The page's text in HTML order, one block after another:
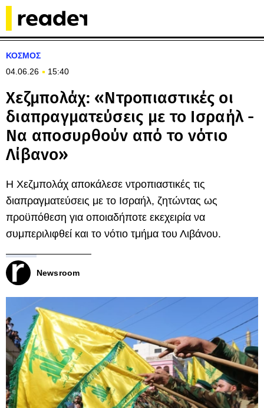
ΚΟΣΜΟΣ
04.06.26
15:40
Χεζμπολάχ: «Ντροπιαστικές οι
διαπραγματεύσεις με το Ισραήλ -
Να αποσυρθούν από το νότιο
Λίβανο»
Η Χεζμπολάχ αποκάλεσε ντροπιαστικές τις
διαπραγματεύσεις με το Ισραήλ, ζητώντας ως
προϋπόθεση για οποιαδήποτε εκεχειρία να
συμπεριλιφθεί και το νότιο τμήμα του Λιβάνου.
Newsroom